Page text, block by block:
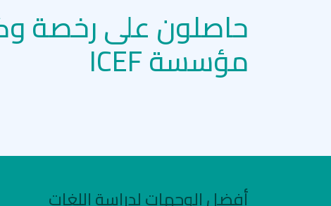
حاصلون على رخصة
مؤسسة ICEF
أفضل الوجهات لدراسة اللغات